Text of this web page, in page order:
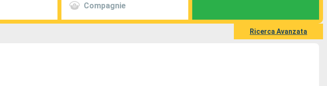
Compagnie
Ricerca Avanzata